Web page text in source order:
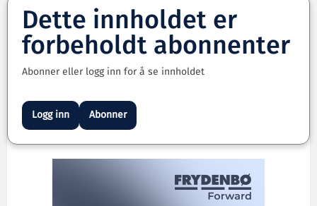
Dette innholdet er
forbeholdt abonnenter
Abonner eller logg inn for å se innholdet
Logg inn Abonner